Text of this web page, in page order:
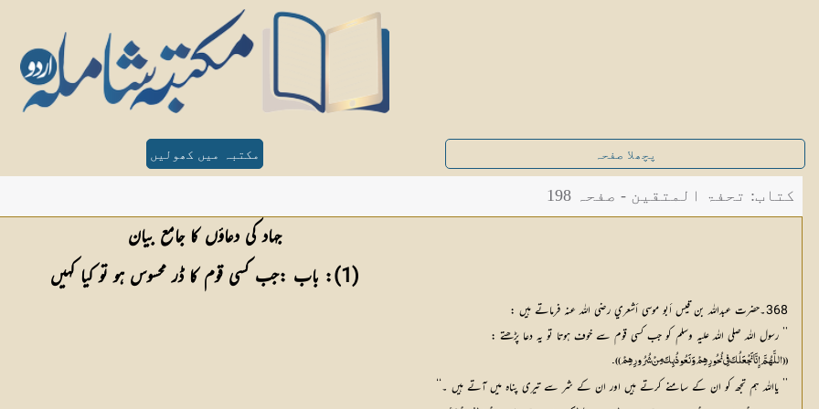
پچھلا صفحہ مکتبہ میں کھولیں
کتاب: تحفۃ المتقین - صفحہ 198
جہاد کی دعاؤں کا جامع بیان
368۔حضرت عبداللہ بن قیس أبو موسی أشعري رضی اللہ عنہ فرماتے ہیں :
’’ رسول اللہ صلی اللہ علیہ وسلم کو جب کسی قوم سے خوف ہوتا تو یہ دعا پڑھتے :
(( اللَّهُمَّ إِنَّا نَجْعَلُکَ فِي نُحُورِهِمْ وَنَعُوذُ بِکَ مِنْ شُرُورِهِمْ ))۔
’’ یااللہ ہم تجھ کو ان کے سامنے کرتے ہیں اور ان کے شر سے تیری پناہ میں آتے ہیں ۔‘‘